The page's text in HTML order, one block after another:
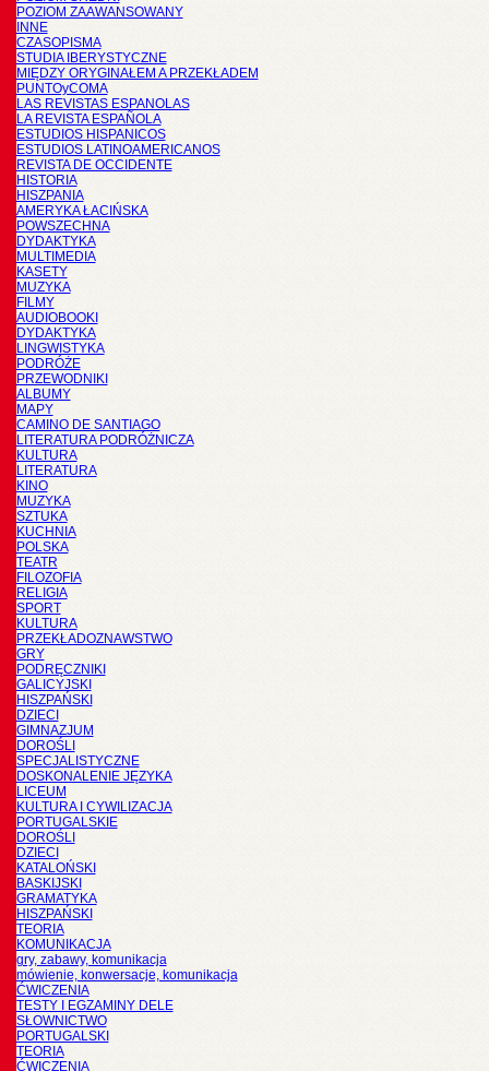
POZIOM ZAAWANSOWANY
INNE
CZASOPISMA
STUDIA IBERYSTYCZNE
MIĘDZY ORYGINAŁEM A PRZEKŁADEM
PUNTOyCOMA
LAS REVISTAS ESPANOLAS
LA REVISTA ESPAÑOLA
ESTUDIOS HISPANICOS
ESTUDIOS LATINOAMERICANOS
REVISTA DE OCCIDENTE
HISTORIA
HISZPANIA
AMERYKA ŁACIŃSKA
POWSZECHNA
DYDAKTYKA
MULTIMEDIA
KASETY
MUZYKA
FILMY
AUDIOBOOKI
DYDAKTYKA
LINGWISTYKA
PODRÓŻE
PRZEWODNIKI
ALBUMY
MAPY
CAMINO DE SANTIAGO
LITERATURA PODRÓŻNICZA
KULTURA
LITERATURA
KINO
MUZYKA
SZTUKA
KUCHNIA
POLSKA
TEATR
FILOZOFIA
RELIGIA
SPORT
KULTURA
PRZEKŁADOZNAWSTWO
GRY
PODRĘCZNIKI
GALICYJSKI
HISZPAŃSKI
DZIECI
GIMNAZJUM
DOROŚLI
SPECJALISTYCZNE
DOSKONALENIE JĘZYKA
LICEUM
KULTURA I CYWILIZACJA
PORTUGALSKIE
DOROŚLI
DZIECI
KATALOŃSKI
BASKIJSKI
GRAMATYKA
HISZPAŃSKI
TEORIA
KOMUNIKACJA
gry, zabawy, komunikacja
mówienie, konwersacje, komunikacja
ĆWICZENIA
TESTY I EGZAMINY DELE
SŁOWNICTWO
PORTUGALSKI
TEORIA
ĆWICZENIA